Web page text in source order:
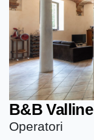
B&B Valline
Operatori